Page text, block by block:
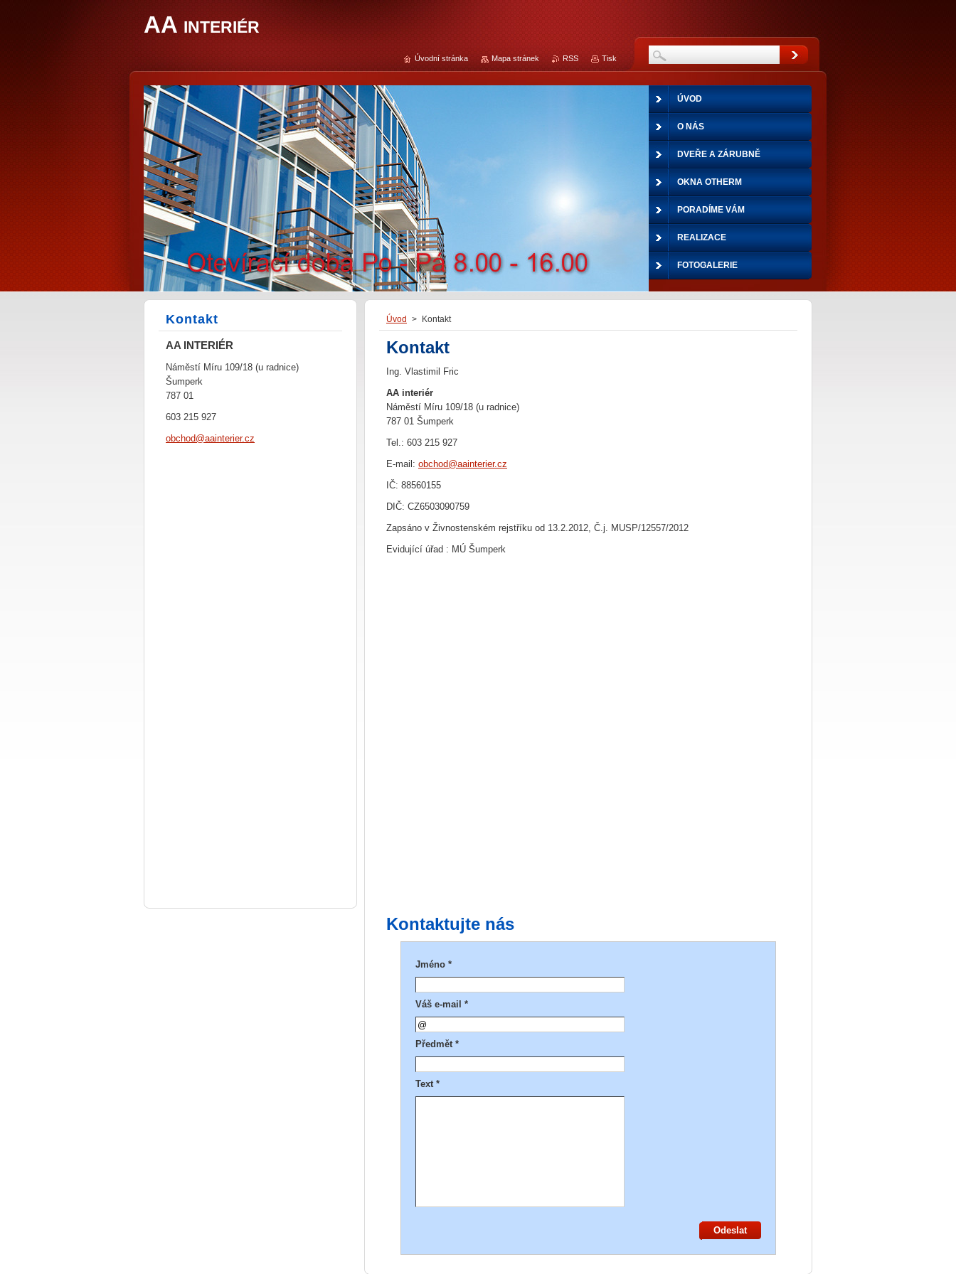
AA interiér
Úvod > Kontakt
Kontakt
Ing. Vlastimil Fric
AA interiér
Náměstí Míru 109/18 (u radnice)
787 01 Šumperk
Tel.: 603 215 927
E-mail: obchod@aainterier.cz
IČ: 88560155
DIČ: CZ6503090759
Zapsáno v Živnostenském rejstříku od 13.2.2012, Č.j. MUSP/12557/2012
Evidující úřad : MÚ Šumperk
Kontaktujte nás
Jméno *
Váš e-mail *
Předmět *
Text *
Kontakt
AA INTERIÉR
Náměstí Míru 109/18 (u radnice)
Šumperk
787 01
603 215 927
obchod@aainterier.cz
ÚVOD
O NÁS
DVEŘE A ZÁRUBNĚ
OKNA OTHERM
PORADÍME VÁM
REALIZACE
FOTOGALERIE
Úvodní stránka Mapa stránek RSS Tisk